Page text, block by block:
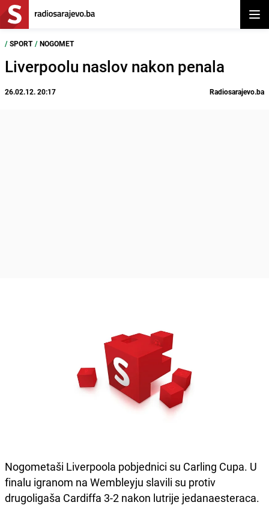
/ SPORT / NOGOMET
Liverpoolu naslov nakon penala
26.02.12. 20:17 Radiosarajevo.ba
Nogometaši Liverpoola pobjednici su Carling Cupa. U
finalu igranom na Wembleyju slavili su protiv
drugoligaša Cardiffa 3-2 nakon lutrije jedanaesteraca.